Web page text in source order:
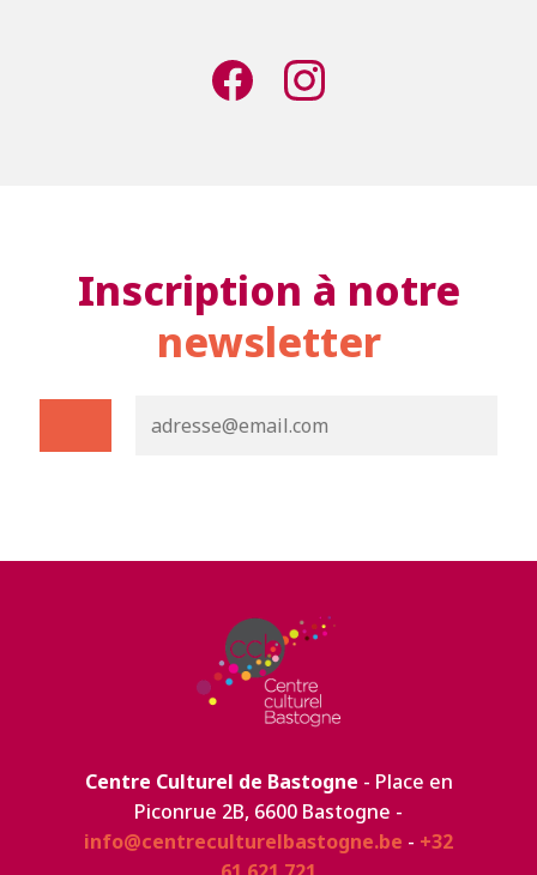
Inscription à notre
newsletter
Centre Culturel de Bastogne - Place en
Piconrue 2B, 6600 Bastogne -
info@centreculturelbastogne.be - +32